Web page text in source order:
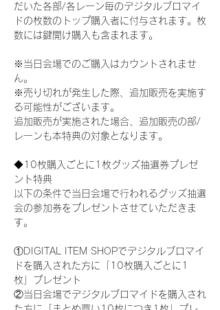
だいた各部/各レーン毎のデジタルブロマイ
ドの枚数のトップ購入者に付与されます。枚
数には鍵開け購入も含まれます。
※当日会場でのご購入はカウントされませ
ん。
※売り切れが発生した際、追加販売を実施す
る可能性がございます。
追加販売が実施された場合、追加販売の部/
レーンも本特典の対象となります。
◆10枚購入ごとに1枚グッズ抽選券プレゼ
ント特典
以下の条件で当日会場で行われるグッズ抽選
会の参加券をプレゼントさせていただきま
す。
①DIGITAL ITEM SHOPでデジタルブロマイ
ドを購入された方に「10枚購入ごとに1
枚」プレゼント
②当日会場でデジタルブロマイドを購入され